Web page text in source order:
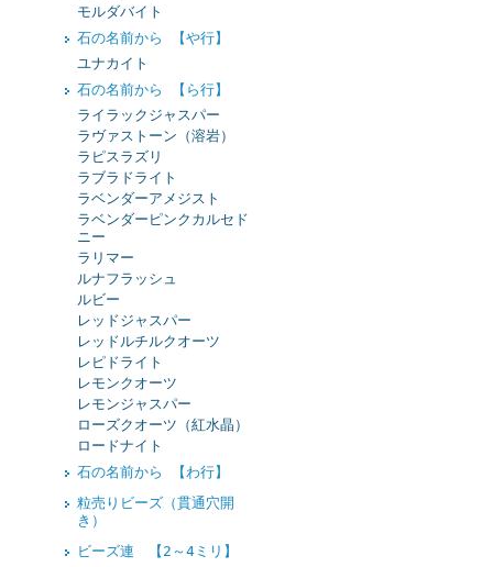
モルダバイト
石の名前から 【や行】
ユナカイト
石の名前から 【ら行】
ライラックジャスパー
ラヴァストーン（溶岩）
ラピスラズリ
ラブラドライト
ラベンダーアメジスト
ラベンダーピンクカルセド
ニー
ラリマー
ルナフラッシュ
ルビー
レッドジャスパー
レッドルチルクオーツ
レピドライト
レモンクオーツ
レモンジャスパー
ローズクオーツ（紅水晶）
ロードナイト
石の名前から 【わ行】
粒売りビーズ（貫通穴開
き）
ビーズ連 【2～4ミリ】